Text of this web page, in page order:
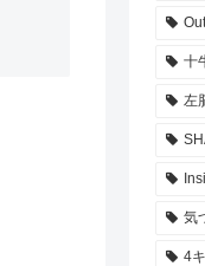
十
左
気
4